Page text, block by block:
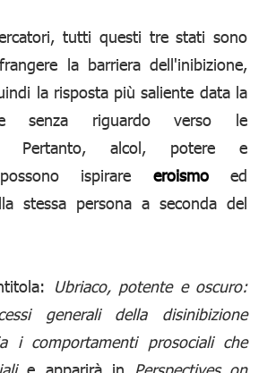
tutti questi tre stati sono
la barriera dell'inibizione,
la risposta più saliente data la
e senza riguardo verso le
Pertanto, alcol, potere e
ispirare eroismoed
stessa persona a seconda del
Ubriaco, potente e oscuro:
generali della disinibizione
i comportamenti prosociali che
e apparirà in Perspectives on